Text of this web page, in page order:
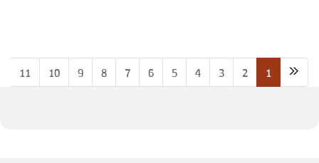
1
2
3
4
5
6
7
8
9
10
11